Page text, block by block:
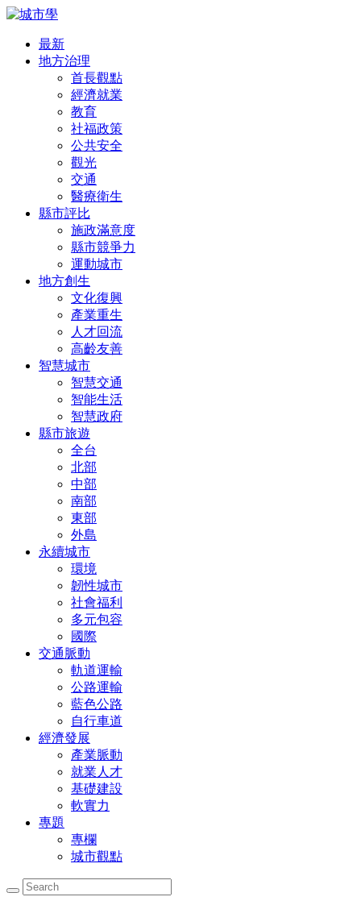
最新
地方治理
首長觀點
經濟就業
教育
社福政策
公共安全
觀光
交通
醫療衛生
縣市評比
施政滿意度
縣市競爭力
運動城市
地方創生
文化復興
產業重生
人才回流
高齡友善
智慧城市
智慧交通
智能生活
智慧政府
縣市旅遊
全台
北部
中部
南部
東部
外島
永續城市
環境
韌性城市
社會福利
多元包容
國際
交通脈動
軌道運輸
公路運輸
藍色公路
自行車道
經濟發展
產業脈動
就業人才
基礎建設
軟實力
專題
專欄
城市觀點